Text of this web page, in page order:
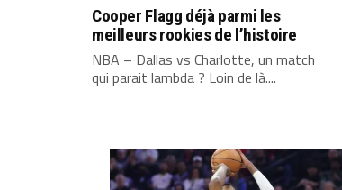
Cooper Flagg déjà parmi les
meilleurs rookies de l’histoire
NBA – Dallas vs Charlotte, un match
qui parait lambda ? Loin de là....